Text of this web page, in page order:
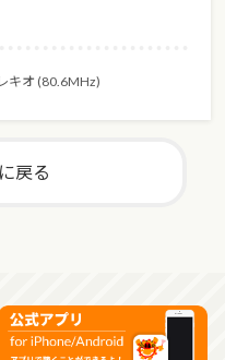
キオ (80.6MHz)
戻る